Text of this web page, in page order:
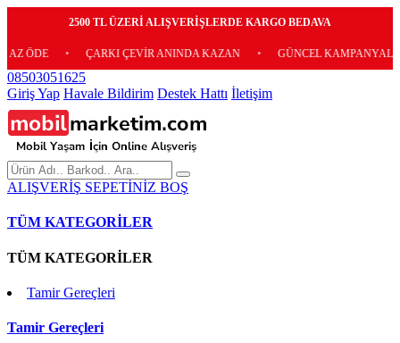
2500 TL ÜZERİ ALIŞVERİŞLERDE KARGO BEDAVA
• ÇARKI ÇEVİR ANINDA KAZAN • GÜNCEL
08503051625
Giriş Yap Havale Bildirim Destek Hattı İletişim
ALIŞVERİŞ SEPETİNİZ BOŞ
TÜM KATEGORİLER
TÜM KATEGORİLER
Tamir Gereçleri
Tamir Gereçleri